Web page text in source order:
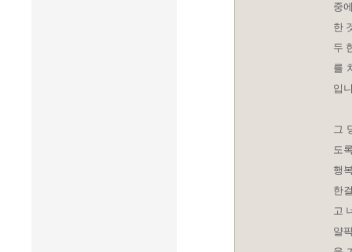
중
한
두
를
입
그
도
행
한
고
얄